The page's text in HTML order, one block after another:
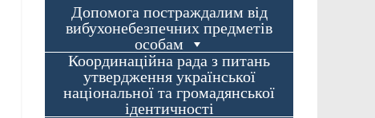
Допомога постраждалим від
вибухонебезпечних предметів
особам
Координаційна рада з питань
утвердження української
національної та громадянської
ідентичності